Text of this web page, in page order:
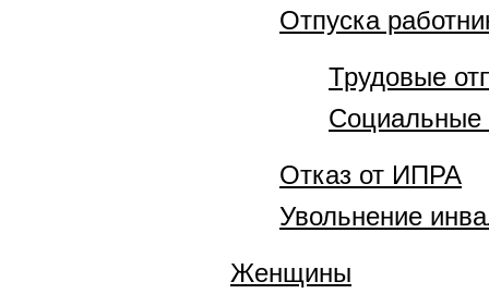
Отпуска
Трудовые
Социальные
Отказ от ИПРА
Увольнение
Женщины